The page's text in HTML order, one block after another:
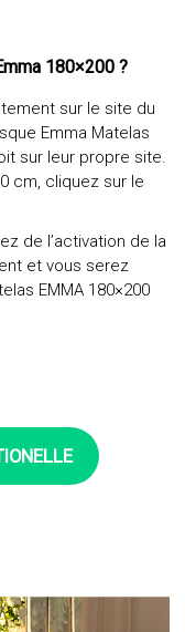
180×200 ?
sur le site du
Emma Matelas
sur leur propre site.
cm, cliquez sur le
de l’activation de la
et vous serez
EMMA 180×200